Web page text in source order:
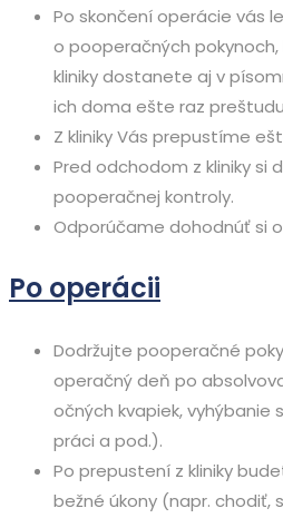
Po skončení operácie vás
o pooperačných
kliniky dostanete aj v
ich doma ešte raz
Z kliniky Vás prepustíme
Pred odchodom z kliniky si
pooperačnej kontroly.
Odporúčame dohodnúť si
Po operácii
Dodržujte pooperačné
operačný deň po
očných kvapiek, vyhýbanie
práci a pod.).
Po prepustení z kliniky
bežné úkony (napr. chodiť,